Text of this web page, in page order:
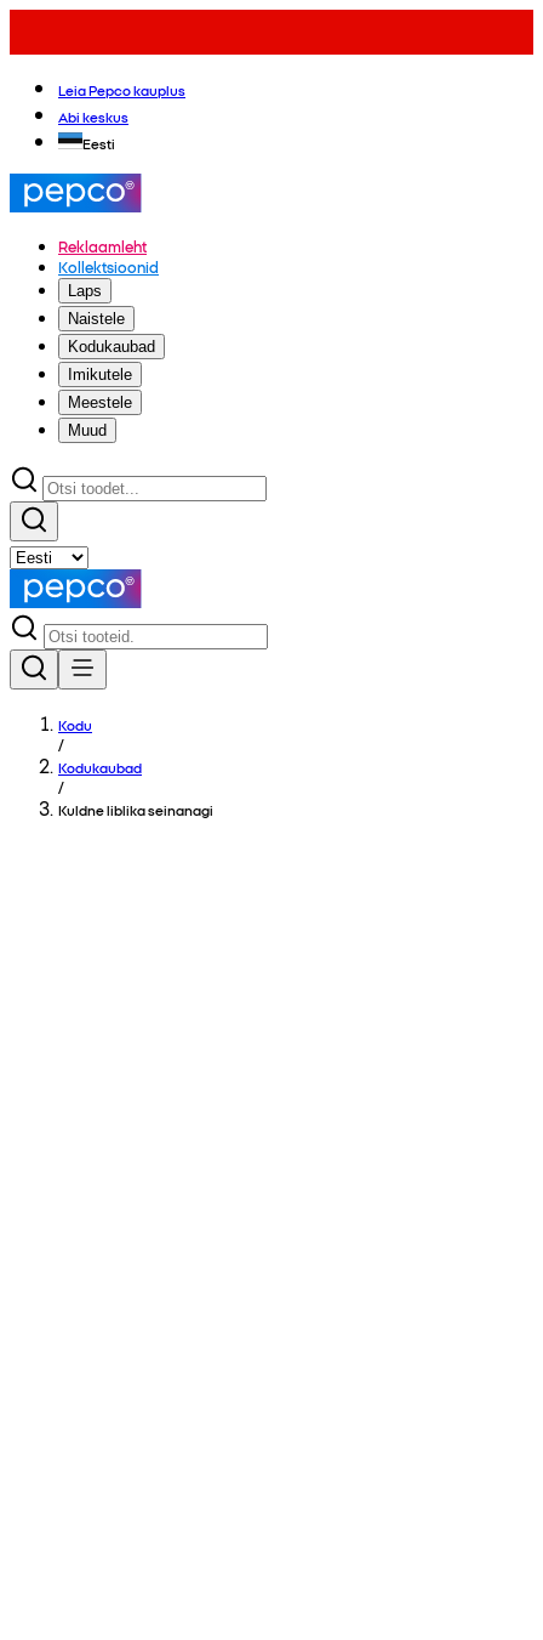
Leia Pepco kauplus
Abi keskus
Eesti
Reklaamleht
Kollektsioonid
Laps
Naistele
Kodukaubad
Imikutele
Meestele
Muud
Kodu
/
Kodukaubad
/
Kuldne liblika seinanagi